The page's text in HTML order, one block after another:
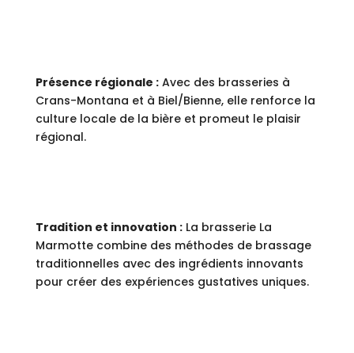
Présence régionale :Avec des brasseries à
Crans-Montana et à Biel/Bienne, elle renforce la
culture locale de la bière et promeut le plaisir
régional.
Tradition et innovation :La brasserie La
Marmotte combine des méthodes de brassage
traditionnelles avec des ingrédients innovants
pour créer des expériences gustatives uniques.